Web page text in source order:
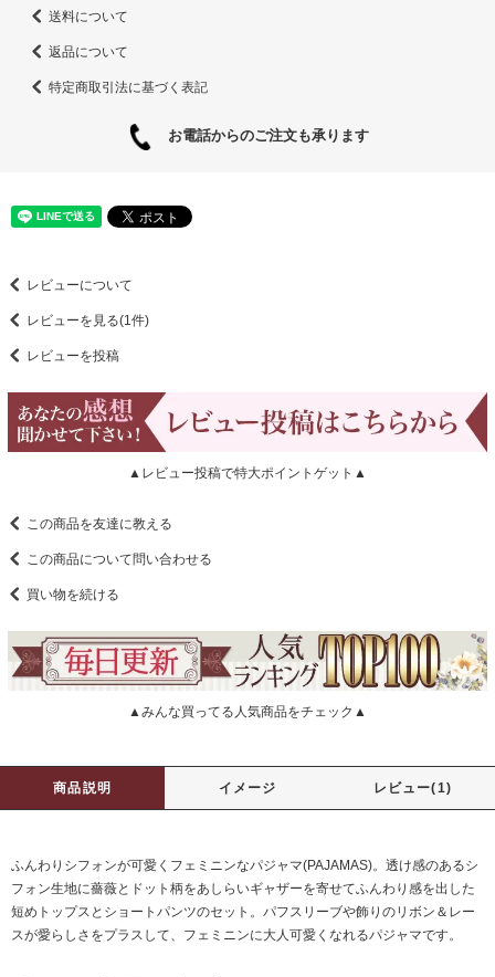
送料について
返品について
特定商取引法に基づく表記
お電話からのご注文も承ります
レビューについて
レビューを見る(1件)
レビューを投稿
▲レビュー投稿で特大ポイントゲット▲
この商品を友達に教える
この商品について問い合わせる
買い物を続ける
▲みんな買ってる人気商品をチェック▲
商品説明 イメージ レビュー(1)
ふんわりシフォンが可愛くフェミニンなパジャマ(PAJAMAS)。透け感のあるシ
フォン生地に薔薇とドット柄をあしらいギャザーを寄せてふんわり感を出した
短めトップスとショートパンツのセット。パフスリーブや飾りのリボン＆レー
スが愛らしさをプラスして、フェミニンに大人可愛くなれるパジャマです。